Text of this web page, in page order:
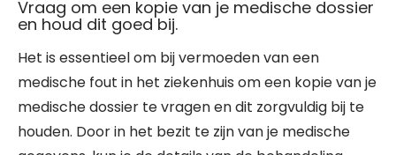
Vraag om een kopie van je medische dossier
en houd dit goed bij.
Het is essentieel om bij vermoeden van een
medische fout in het ziekenhuis om een kopie van je
medische dossier te vragen en dit zorgvuldig bij te
houden. Door in het bezit te zijn van je medische